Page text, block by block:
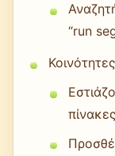
“run